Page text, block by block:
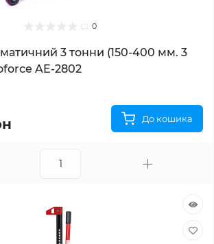
0
3 тонни (150-400 мм. 3
AE-2802
До кошика